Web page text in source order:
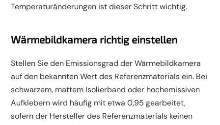
Temperaturänderungen ist dieser Schritt wichtig.
Wärmebildkamera richtig einstellen
Stellen Sie den Emissionsgrad der Wärmebildkamera
auf den bekannten Wert des Referenzmaterials ein. Bei
schwarzem, mattem Isolierband oder hochemissiven
Aufklebern wird häufig mit etwa 0,95 gearbeitet,
sofern der Hersteller des Referenzmaterials keinen